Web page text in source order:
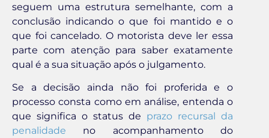
seguem uma estrutura semelhante, com a
conclusão indicando o que foi mantido e o
que foi cancelado. O motorista deve ler essa
parte com atenção para saber exatamente
qual é a sua situação após o julgamento.
Se a decisão ainda não foi proferida e o
processo consta como em análise, entenda o
que significa o status de prazo recursal da
penalidade no acompanhamento do